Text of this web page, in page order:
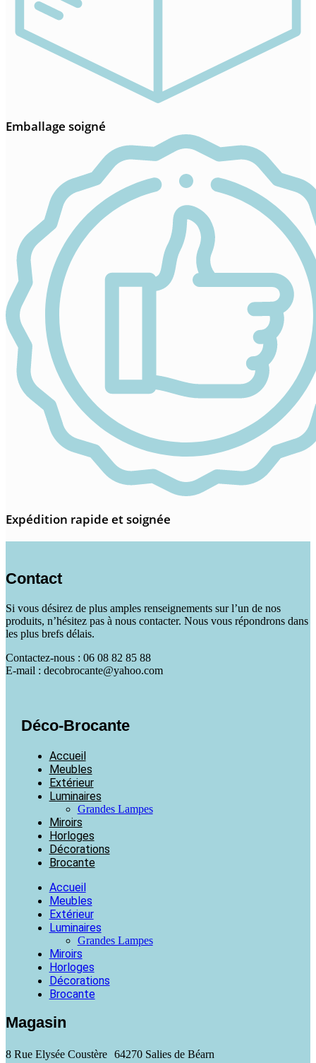
Emballage soigné
Expédition rapide et soignée
Contact
Si vous désirez de plus amples renseignements sur l’un de nos
produits, n’hésitez pas à nous contacter. Nous vous répondrons dans
les plus brefs délais.
Contactez-nous : 06 08 82 85 88
E-mail : decobrocante@yahoo.com
Déco-Brocante
Accueil
Meubles
Extérieur
Luminaires
Grandes Lampes
Miroirs
Horloges
Décorations
Brocante
Accueil
Meubles
Extérieur
Luminaires
Grandes Lampes
Miroirs
Horloges
Décorations
Brocante
Magasin
8 Rue Elysée Coustère 64270 Salies de Béarn